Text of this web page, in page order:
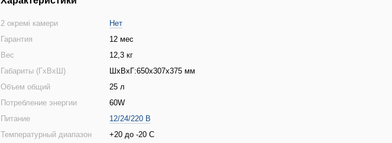
2 окремі камери
Нет
Гарантия
12 мес
Вес
12,3 кг
Габариты (ГхВхШ)
ШхВхГ:650x307x375 мм
Объем общий
25 л
Потребление энергии
60W
Питание
12/24/220 В
Температурный диапазон
+20 до -20 С